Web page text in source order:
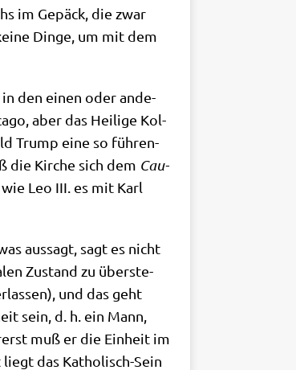
im Gepäck, die zwar
Din­ge, um mit dem
in den einen oder ande­
aber das Hei­li­ge Kol­
Trump eine so füh­ren­
die Kir­che sich dem Cau­
Leo III. es mit Karl
aus­sagt, sagt es nicht
Zustand zu über­ste­
und das geht
sein, d. h. ein Mann,
muß er die Ein­heit im
das Katho­lisch-Sein